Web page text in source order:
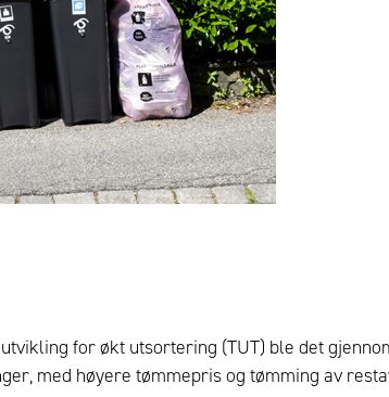
for økt utsortering (TUT) ble det
med høyere tømmepris og tømming av